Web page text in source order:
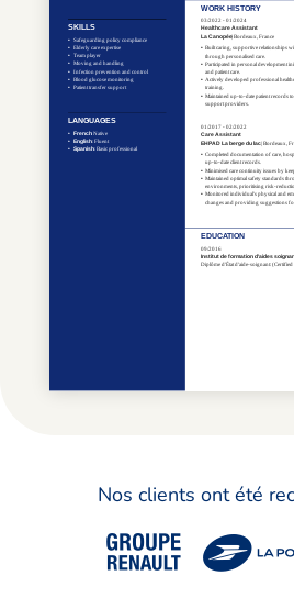
Nos clients ont été